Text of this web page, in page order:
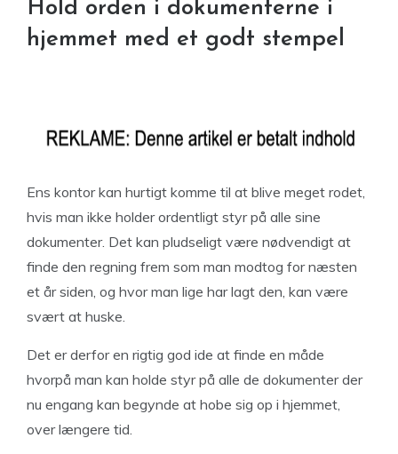
Hold orden i dokumenterne i
hjemmet med et godt stempel
Ens kontor kan hurtigt komme til at blive meget rodet,
hvis man ikke holder ordentligt styr på alle sine
dokumenter. Det kan pludseligt være nødvendigt at
finde den regning frem som man modtog for næsten
et år siden, og hvor man lige har lagt den, kan være
svært at huske.
Det er derfor en rigtig god ide at finde en måde
hvorpå man kan holde styr på alle de dokumenter der
nu engang kan begynde at hobe sig op i hjemmet,
over længere tid.